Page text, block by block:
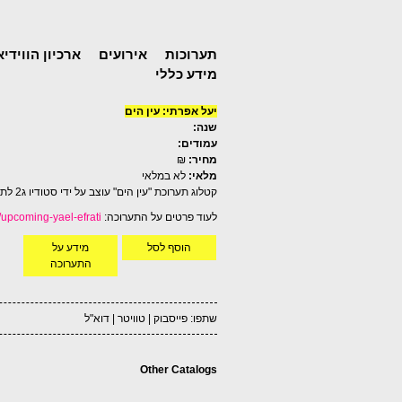
תערוכות אירועים ארכיון
מידע כללי
יעל אפרתי: עין הים
שנה:
עמודים:
מחיר: ₪
מלאי: לא במלאי
קטלוג תערוכת "עין הים" עוצב על ידי סטודיו ג2 לתערוכתה של האמנית יעל אפרתי "עין הים"
לעוד פרטים על התערוכה: yael-efrati
הוסף לסל
מידע על
התערוכה
שתפו: פייסבוק טוויטר דוא"ל
Other Catalogs